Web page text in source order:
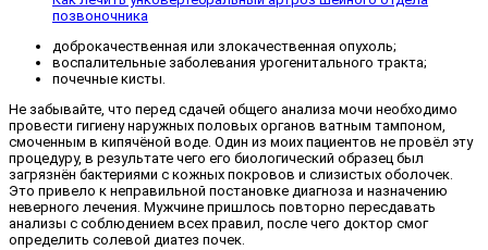
позвоночника
доброкачественная или злокачественная опухоль;
воспалительные заболевания урогенитального тракта;
почечные кисты.
Не забывайте, что перед сдачей общего анализа мочи необходимо
провести гигиену наружных половых органов ватным тампоном,
смоченным в кипячёной воде. Один из моих пациентов не провёл эту
процедуру, в результате чего его биологический образец был
загрязнён бактериями с кожных покровов и слизистых оболочек.
Это привело к неправильной постановке диагноза и назначению
неверного лечения. Мужчине пришлось повторно пересдавать
анализы с соблюдением всех правил, после чего доктор смог
определить солевой диатез почек.